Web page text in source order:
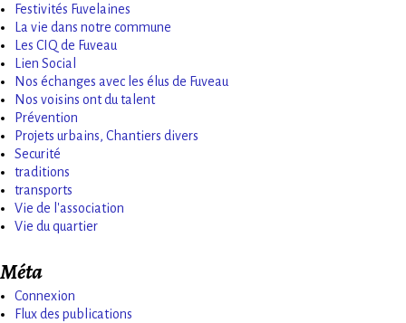
Festivités Fuvelaines
La vie dans notre commune
Les CIQ de Fuveau
Lien Social
Nos échanges avec les élus de Fuveau
Nos voisins ont du talent
Prévention
Projets urbains, Chantiers divers
Securité
traditions
transports
Vie de l'association
Vie du quartier
Méta
Connexion
Flux des publications